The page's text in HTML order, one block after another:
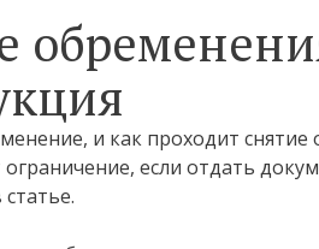
и как проходит
ограничение, если отдать